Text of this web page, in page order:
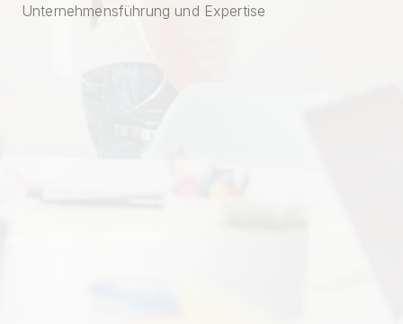
Unternehmensführung und Expertise